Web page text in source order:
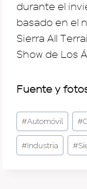
durante el
basado en el
Sierra All
Show de Los
Fuente y
Post
Tags:
#Automóvil #
#Industria #